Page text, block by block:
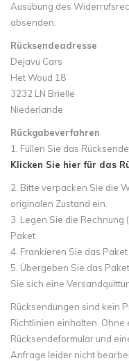
Ausübung des
absenden.
Rücksendeadresse
Dejavu Cars
Het Woud 18
3232 LN Brielle
Niederlande
Rückgabeverfahren
1. Füllen Sie das
Klicken Sie hier für das
2. Bitte verpacken Sie die
originalen Zustand ein.
3. Legen Sie die Rechnung
Paket
4. Frankieren Sie das
5. Übergeben Sie das
Sie sich eine
Rücksendungen sind kein
Richtlinien einhalten.
Rücksendeformular und
Anfrage leider nicht